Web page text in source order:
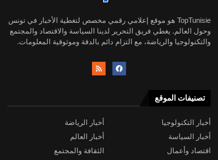
TopTunisie هو موقع إعلامي رقمي مخصص لتغطية الأخبار في تونس
وحول العالم. يغطي فريق التحرير لدينا السياسة والاقتصاد والمجتمع
والتكنولوجيا والرياضة، مع التزام دائم بالدقة وموثوقية المعلومات.
تصنيفات الموقع
أخبار التكنولوجيا
أخبار الرياضة
أخبار السياسة
أخبار العالم
اقتصاد وأعمال
الثقافة والمجتمع